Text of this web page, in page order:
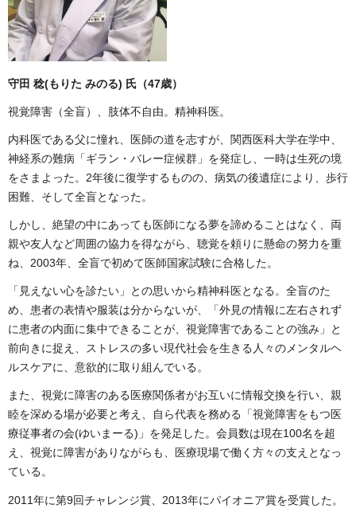
守田 稔(もりた みのる) 氏（47歳）
視覚障害（全盲）、肢体不自由。精神科医。
内科医である父に憧れ、医師の道を志すが、関西医科大学在学中、
神経系の難病「ギラン・バレー症候群」を発症し、一時は生死の境
をさまよった。2年後に復学するものの、病気の後遺症により、歩行
困難、そして全盲となった。
しかし、絶望の中にあっても医師になる夢を諦めることはなく、両
親や友人など周囲の協力を得ながら、聴覚を頼りに懸命の努力を重
ね、2003年、全盲で初めて医師国家試験に合格した。
「見えない心を診たい」との思いから精神科医となる。全盲のた
め、患者の表情や服装は分からないが、「外見の情報に左右されず
に患者の内面に集中できることが、視覚障害であることの強み」と
前向きに捉え、ストレスの多い現代社会を生きる人々のメンタルヘ
ルスケアに、意欲的に取り組んでいる。
また、視覚に障害のある医療関係者がお互いに情報交換を行い、親
睦を深める場が必要と考え、自ら代表を務める「視覚障害をもつ医
療従事者の会(ゆいまーる)」を発足した。会員数は現在100名を超
え、視覚に障害がありながらも、医療現場で働く方々の支えとなっ
ている。
2011年に第9回チャレンジ賞、2013年にパイオニア賞を受賞した。